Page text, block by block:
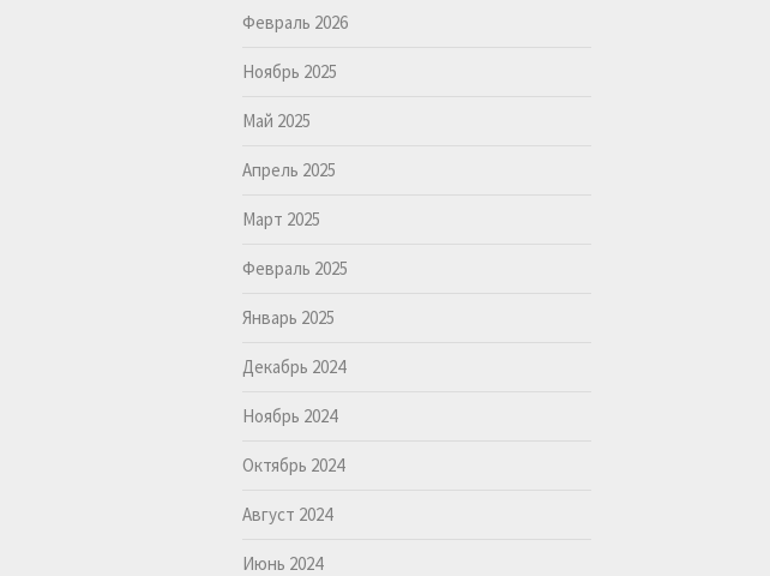
Февраль 2026
Ноябрь 2025
Май 2025
Апрель 2025
Март 2025
Февраль 2025
Январь 2025
Декабрь 2024
Ноябрь 2024
Октябрь 2024
Август 2024
Июнь 2024